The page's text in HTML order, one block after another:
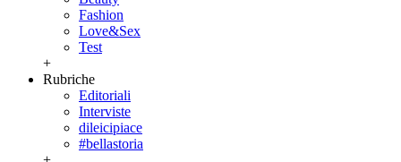
Fashion
Love&Sex
Test
+
Rubriche
Editoriali
Interviste
dileicipiace
#bellastoria